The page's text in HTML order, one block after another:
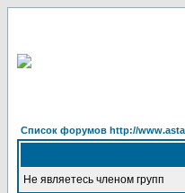
Список форумов http://
Не являетесь членом групп